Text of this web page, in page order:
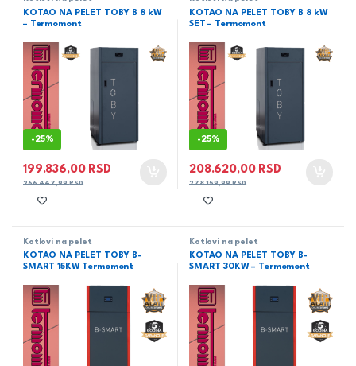
KOTAO NA PELET TOBY B 8 kW
– Termomont
-25%
199.836,00 RSD
266.447,99RSD
KOTAO NA PELET TOBY B 8 kW
SET – Termomont
-25%
208.620,00 RSD
278.159,99RSD
Kotlovi na pelet
KOTAO NA PELET TOBY B-
SMART 15KW Termomont
Kotlovi na pelet
KOTAO NA PELET TOBY B-
SMART 30KW – Termomont